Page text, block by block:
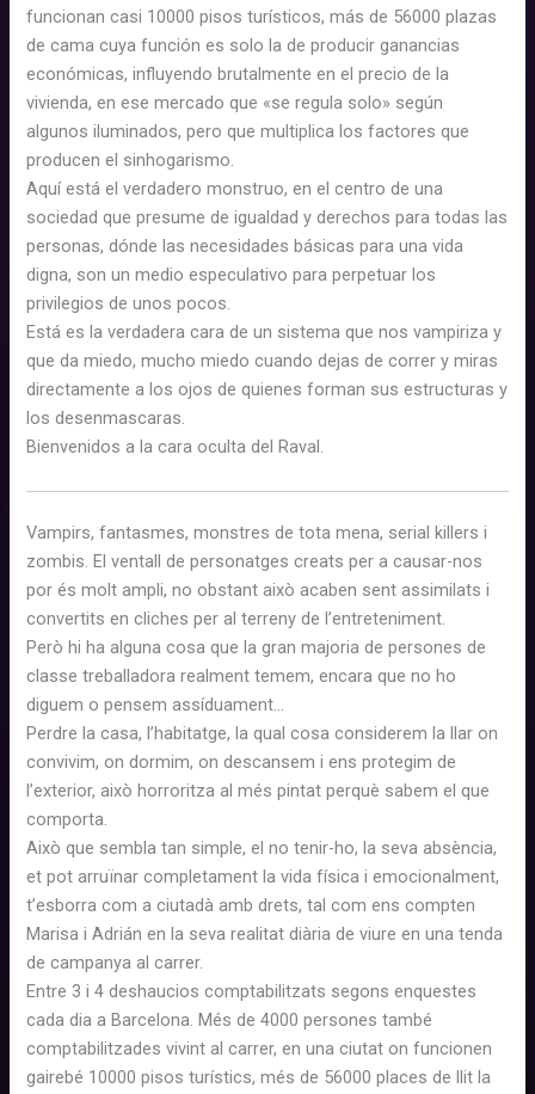
funcionan casi 10000 pisos turísticos, más de 56000 plazas
de cama cuya función es solo la de producir ganancias
económicas, influyendo brutalmente en el precio de la
vivienda, en ese mercado que «se regula solo» según
algunos iluminados, pero que multiplica los factores que
producen el sinhogarismo.
Aquí está el verdadero monstruo, en el centro de una
sociedad que presume de igualdad y derechos para todas las
personas, dónde las necesidades básicas para una vida
digna, son un medio especulativo para perpetuar los
privilegios de unos pocos.
Está es la verdadera cara de un sistema que nos vampiriza y
que da miedo, mucho miedo cuando dejas de correr y miras
directamente a los ojos de quienes forman sus estructuras y
los desenmascaras.
Bienvenidos a la cara oculta del Raval.
Vampirs, fantasmes, monstres de tota mena, serial killers i
zombis. El ventall de personatges creats per a causar-nos
por és molt ampli, no obstant això acaben sent assimilats i
convertits en cliches per al terreny de l’entreteniment.
Però hi ha alguna cosa que la gran majoria de persones de
classe treballadora realment temem, encara que no ho
diguem o pensem assíduament…
Perdre la casa, l’habitatge, la qual cosa considerem la llar on
convivim, on dormim, on descansem i ens protegim de
l’exterior, això horroritza al més pintat perquè sabem el que
comporta.
Això que sembla tan simple, el no tenir-ho, la seva absència,
et pot arruïnar completament la vida física i emocionalment,
t’esborra com a ciutadà amb drets, tal com ens compten
Marisa i Adrián en la seva realitat diària de viure en una tenda
de campanya al carrer.
Entre 3 i 4 deshaucios comptabilitzats segons enquestes
cada dia a Barcelona. Més de 4000 persones també
comptabilitzades vivint al carrer, en una ciutat on funcionen
gairebé 10000 pisos turístics, més de 56000 places de llit la